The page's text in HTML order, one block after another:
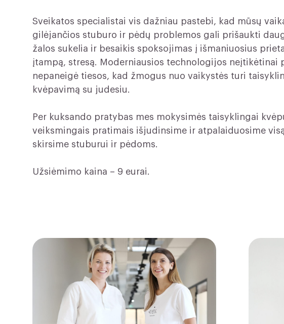
Sveikatos specialistai vis dažniau pastebi, kad mūsų
gilėjančios stuburo ir pėdų problemos gali prišaukti
žalos sukelia ir besaikis spoksojimas į išmaniuosius
įtampą, stresą. Moderniausios technologijos neįtikėtinai
nepaneigė tiesos, kad žmogus nuo vaikystės turi
kvėpavimą su judesiu.
Per kuksando pratybas mes mokysimės taisyklingai
veiksmingais pratimais išjudinsime ir atpalaiduosime
skirsime stuburui ir pėdoms.
Užsiėmimo kaina – 9 eurai.